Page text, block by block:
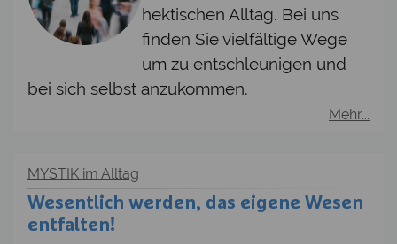
hektischen Alltag. Bei uns
finden Sie vielfältige Wege
um zu entschleunigen und
bei sich selbst anzukommen.
Mehr...
MYSTIK im Alltag
Wesentlich werden, das eigene Wesen
entfalten!